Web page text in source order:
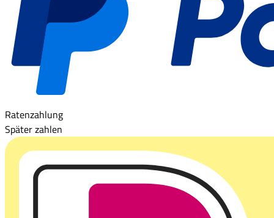
Ratenzahlung
Später zahlen